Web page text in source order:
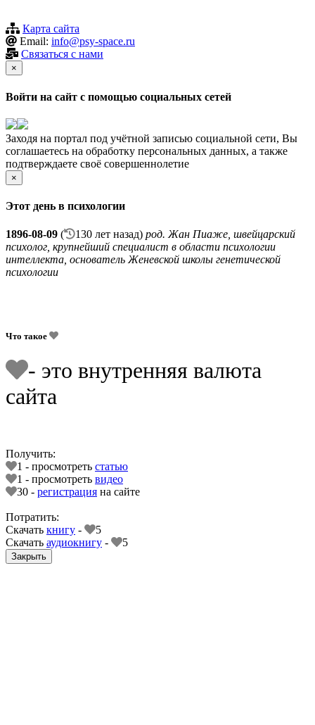
Карта сайта
Email: info@psy-space.ru
Связаться с нами
×
Войти на сайт с помощью социальных сетей
Заходя на портал под учётной записью социальной сети, Вы
соглашаетесь на обработку персональных данных, а также
подтверждаете своё совершеннолетие
×
Этот день в психологии
1896-08-09 ( 130 лет назад) род. Жан Пиаже, швейцарский
психолог, крупнейший специалист в области психологии
интеллекта, основатель Женевской школы генетической
психологии
Что такое
- это внутренняя валюта
сайта
Получить:
1 - просмотреть статью
1 - просмотреть видео
30 - регистрация на сайте
Потратить:
Скачать книгу -
5
Скачать аудиокнигу - 5
Закрыть